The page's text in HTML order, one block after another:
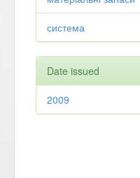
система
Date issued
2009